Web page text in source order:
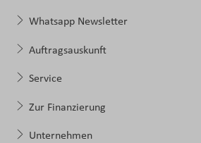
Whatsapp Newsletter
Auftragsauskunft
Service
Zur Finanzierung
Unternehmen